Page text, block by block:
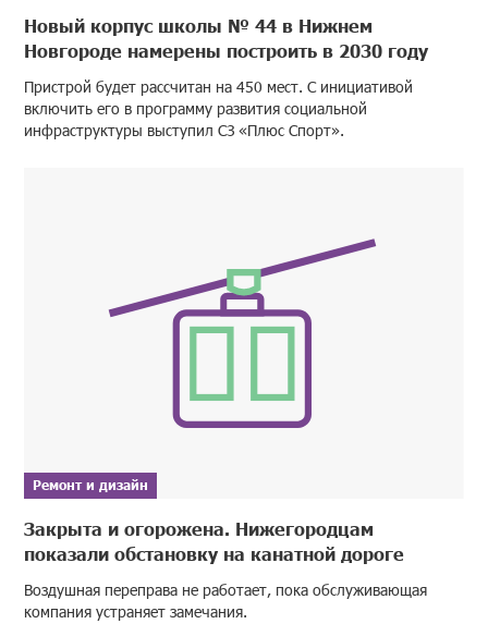
Новый корпус школы № 44 в Нижнем
Новгороде намерены построить в 2030 году
Пристрой будет рассчитан на 450 мест. С инициативой
включить его в программу развития социальной
инфраструктуры выступил СЗ «Плюс Спорт».
Ремонт и дизайн
Закрыта и огорожена. Нижегородцам
показали обстановку на канатной дороге
Воздушная переправа не работает, пока обслуживающая
компания устраняет замечания.